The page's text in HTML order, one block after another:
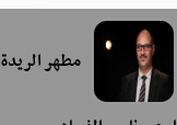
مطهر الريدة